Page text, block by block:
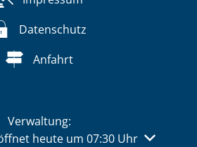
Datenschutz
Anfahrt
Verwaltung:
Öffnungs- oder Schließzeiten
heute um 07:30 Uhr